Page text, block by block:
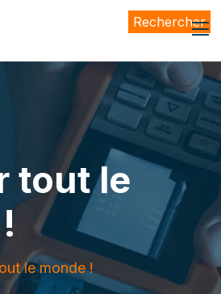
tout le
le monde !
Rechercher